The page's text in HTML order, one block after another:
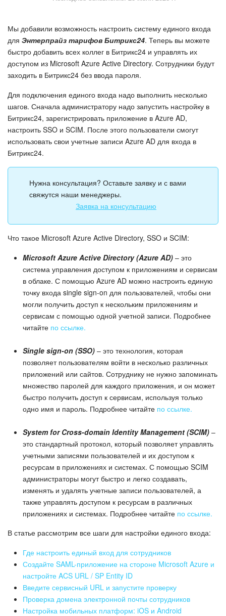
Безопасность в Битрикс24
Тарифы и оплата
С чего начать
AI в Битрикс24
Вайбкод
Лента Новостей
Задачи
Мессенджер
Календарь
База знаний
Сайты
Интернет-магазин
Складской учет
Почта
CRM
КЭДО
Подпись
Маркетинг
Аналитика
BI Конструктор
Автоматизация
Мы добавили возможность настроить систему единого входа
для Энтерпрайз тарифов Битрикс24. Теперь вы можете
быстро добавить всех коллег в Битрикс24 и управлять их
доступом из Microsoft Azure Active Directory. Сотрудники будут
заходить в Битрикс24 без ввода пароля.
Для подключения единого входа надо выполнить несколько
шагов. Сначала администратору надо запустить настройку в
Битрикс24, зарегистрировать приложение в Azure AD,
настроить SSO и SCIM. После этого пользователи смогут
использовать свои учетные записи Azure AD для входа в
Битрикс24.
Нужна консультация? Оставьте заявку и с вами
свяжутся наши менеджеры.
Заявка на консультацию
Что такое Microsoft Azure Active Directory, SSO и SCIM:
Microsoft Azure Active Directory (Azure AD) – это
система управления доступом к приложениям и сервисам
в облаке. С помощью Azure AD можно настроить единую
точку входа single sign-on для пользователей, чтобы они
могли получить доступ к нескольким приложениям и
сервисам с помощью одной учетной записи. Подробнее
читайте по ссылке.
Single sign-on (SSO) – это технология, которая
позволяет пользователям войти в несколько различных
приложений или сайтов. Сотруднику не нужно запоминать
множество паролей для каждого приложения, и он может
быстро получить доступ к сервисам, используя только
одно имя и пароль. Подробнее читайте по ссылке.
System for Cross-domain Identity Management (SCIM) –
это стандартный протокол, который позволяет управлять
учетными записями пользователей и их доступом к
ресурсам в приложениях и системах. С помощью SCIM
администраторы могут быстро и легко создавать,
изменять и удалять учетные записи пользователей, а
также управлять доступом к ресурсам в различных
приложениях и системах. Подробнее читайте по ссылке.
В статье рассмотрим все шаги для настройки единого входа:
Где настроить единый вход для сотрудников
Создайте SAML-приложение на стороне Microsoft Azure и
настройте ACS URL / SP Entity ID
Введите сервисный URL и запустите проверку
Проверка домена электронной почты сотрудников
Настройка мобильных платформ: iOS и Android